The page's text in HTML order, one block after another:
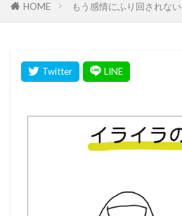
HOME もう感情にふり回されない